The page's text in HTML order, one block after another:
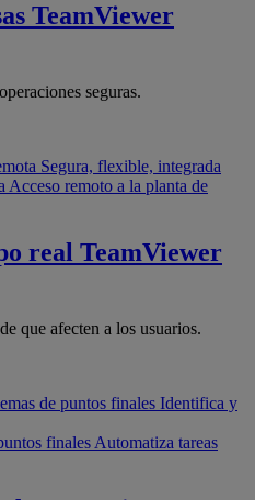
TeamViewer
seguras.
Segura, flexible, integrada
Acceso remoto a la planta de
real TeamViewer
que afecten a los usuarios.
de puntos finales Identifica y
finales Automatiza tareas